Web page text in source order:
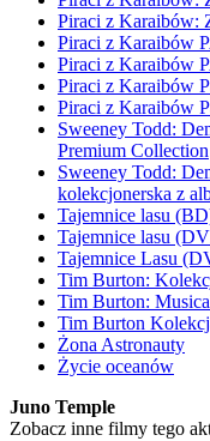
Piraci z Karaibów:
Piraci z Karaibów
Piraci z Karaibów
Piraci z Karaibów
Piraci z Karaibów
Sweeney Todd:
Premium Collection
Sweeney Todd:
kolekcjonerska z
Tajemnice lasu
Tajemnice lasu
Tajemnice Lasu
Tim Burton:
Tim Burton:
Tim Burton
Żona Astronauty
Życie oceanów
Juno Temple
Zobacz inne filmy tego